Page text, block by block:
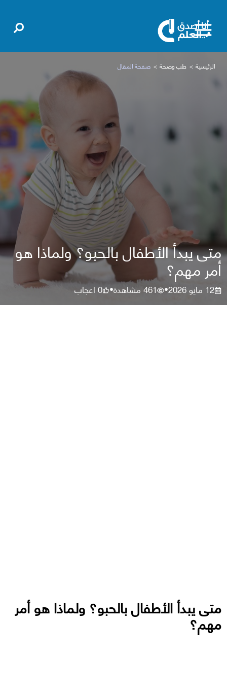
الرئيسية طب وصحة صفحة المقال
متى يبدأ الأطفال بالحبو؟ ولماذا هو
أمر مهم؟
12 مايو 2026 •
461مشاهدة•
0اعجاب
متى يبدأ الأطفال بالحبو؟ ولماذا هو أمر
مهم؟